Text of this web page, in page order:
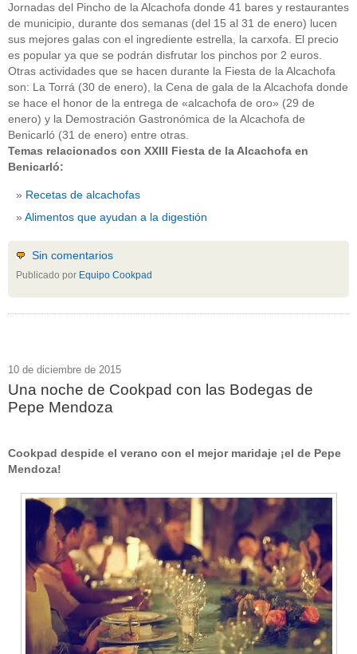
Jornadas del Pincho de la Alcachofa donde 41 bares y restaurantes
de municipio, durante dos semanas (del 15 al 31 de enero) lucen
sus mejores galas con el ingrediente estrella, la carxofa. El precio
es popular ya que se podrán disfrutar los pinchos por 2 euros.
Otras actividades que se hacen durante la Fiesta de la Alcachofa
son: La Torrá (30 de enero), la Cena de gala de la Alcachofa donde
se hace el honor de la entrega de «alcachofa de oro» (29 de
enero) y la Demostración Gastronómica de la Alcachofa de
Benicarló (31 de enero) entre otras.
Temas relacionados con XXIII Fiesta de la Alcachofa en
Benicarló:
Recetas de alcachofas
Alimentos que ayudan a la digestión
Sin comentarios
Publicado por Equipo Cookpad
10 de diciembre de 2015
Una noche de Cookpad con las Bodegas de
Pepe Mendoza
Cookpad despide el verano con el mejor maridaje ¡el de Pepe
Mendoza!